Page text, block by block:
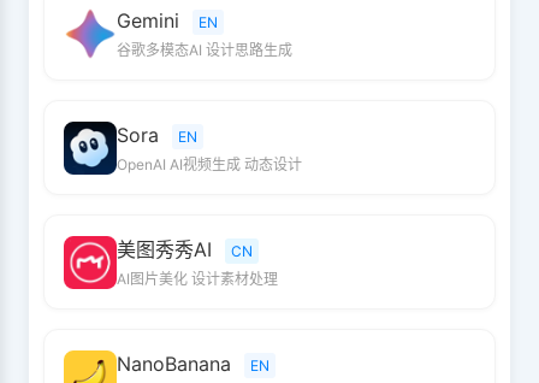
Gemini
EN
谷歌多模态AI 设计思路生成
Sora
EN
OpenAI AI视频生成 动态设计
美图秀秀AI
CN
AI图片美化 设计素材处理
NanoBanana
EN